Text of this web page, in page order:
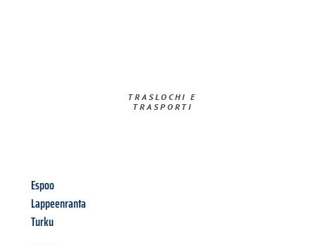
TRASLOCHI E
TRASPORTI​
Espoo
Lappeenranta
Turku